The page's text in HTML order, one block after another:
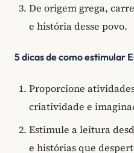
De origem grega,
e história desse povo.
5 dicas de como estimular
Proporcione
criatividade e
Estimule a leitura
e histórias que